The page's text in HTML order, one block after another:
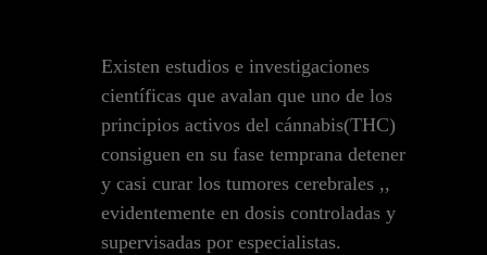
Existen estudios e investigaciones
científicas que avalan que uno de los
principios activos del cánnabis(THC)
consiguen en su fase temprana detener
y casi curar los tumores cerebrales ,,
evidentemente en dosis controladas y
supervisadas por especialistas.